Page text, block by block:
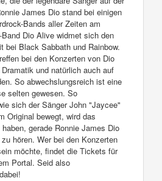
James Dio stand bei einigen
Bands aller Zeiten am
Dio Alive widmet sich den
bei Black Sabbath und Rainbow.
bei den Konzerten von Dio
und natürlich auch auf
So abwechslungsreich ist eine
selten gewesen. So
sich der Sänger John "Jaycee"
Original bewegt, wird das
gerade Ronnie James Dio
hören. Wer bei den Konzerten
möchte, findet die Tickets für
Portal. Seid also